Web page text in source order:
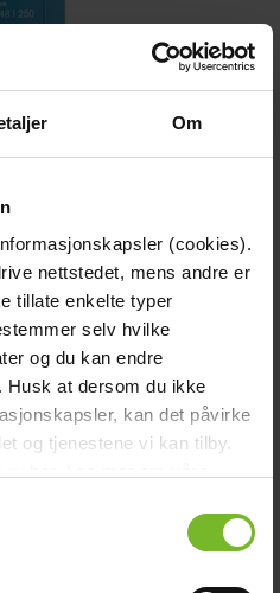
Om
(cookies).
nettstedet, mens andre er
tillate enkelte typer
selv hvilke
og du kan endre
Husk at dersom du ikke
kan det påvirke
og tjenestene vi kan tilby.
48/250 230V